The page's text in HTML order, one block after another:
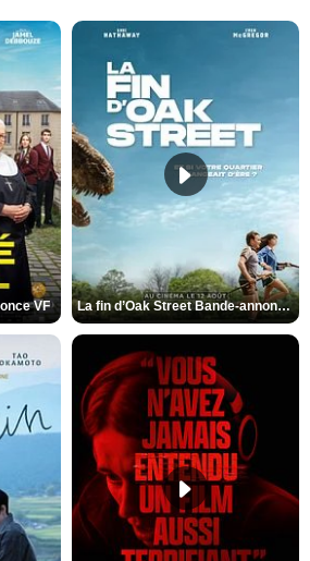
VF La fin d’Oak Street Bande-annonce VO STFR